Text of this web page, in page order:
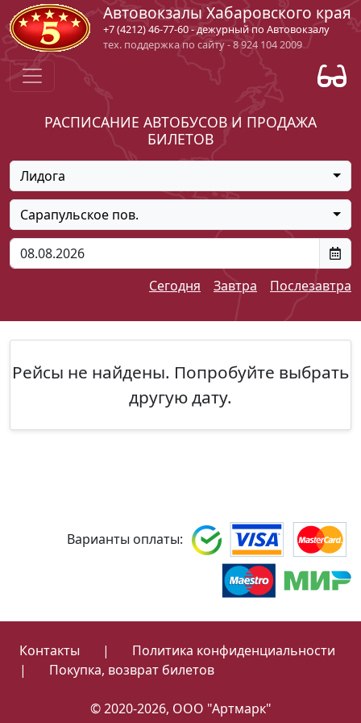
Автовокзалы Хабаровского края
+7 (4212) 46-77-60 - дежурный по Автовокзалу
тех. поддержка по сайту - 8 924 104 2009
РАСПИСАНИЕ АВТОБУСОВ И ПРОДАЖА
БИЛЕТОВ
Лидога
Сарапульское пов.
Сегодня Завтра Послезавтра
Рейсы не найдены. Попробуйте выбрать
другую дату.
Варианты оплаты:
Контакты |
Политика конфиденциальности
|
Покупка, возврат билетов
© 2020-2026, ООО "Артмарк"